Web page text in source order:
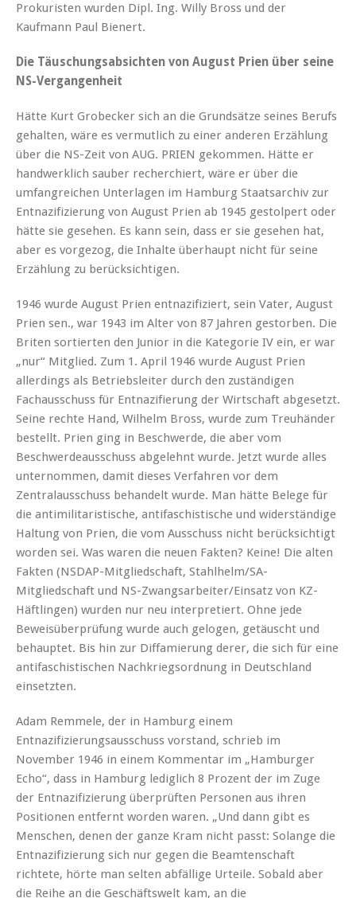
Prokuristen wurden Dipl. Ing. Willy Bross und der
Kaufmann Paul Bienert.
Die Täuschungsabsichten von August Prien über seine
NS-Vergangenheit
Hätte Kurt Grobecker sich an die Grundsätze seines Berufs
gehalten, wäre es vermutlich zu einer anderen Erzählung
über die NS-Zeit von AUG. PRIEN gekommen. Hätte er
handwerklich sauber recherchiert, wäre er über die
umfangreichen Unterlagen im Hamburg Staatsarchiv zur
Entnazifizierung von August Prien ab 1945 gestolpert oder
hätte sie gesehen. Es kann sein, dass er sie gesehen hat,
aber es vorgezog, die Inhalte überhaupt nicht für seine
Erzählung zu berücksichtigen.
1946 wurde August Prien entnazifiziert, sein Vater, August
Prien sen., war 1943 im Alter von 87 Jahren gestorben. Die
Briten sortierten den Junior in die Kategorie IV ein, er war
„nur“ Mitglied. Zum 1. April 1946 wurde August Prien
allerdings als Betriebsleiter durch den zuständigen
Fachausschuss für Entnazifierung der Wirtschaft abgesetzt.
Seine rechte Hand, Wilhelm Bross, wurde zum Treuhänder
bestellt. Prien ging in Beschwerde, die aber vom
Beschwerdeausschuss abgelehnt wurde. Jetzt wurde alles
unternommen, damit dieses Verfahren vor dem
Zentralausschuss behandelt wurde. Man hätte Belege für
die antimilitaristische, antifaschistische und widerständige
Haltung von Prien, die vom Ausschuss nicht berücksichtigt
worden sei. Was waren die neuen Fakten? Keine! Die alten
Fakten (NSDAP-Mitgliedschaft, Stahlhelm/SA-
Mitgliedschaft und NS-Zwangsarbeiter/Einsatz von KZ-
Häftlingen) wurden nur neu interpretiert. Ohne jede
Beweisüberprüfung wurde auch gelogen, getäuscht und
behauptet. Bis hin zur Diffamierung derer, die sich für eine
antifaschistischen Nachkriegsordnung in Deutschland
einsetzten.
Adam Remmele, der in Hamburg einem
Entnazifizierungsausschuss vorstand, schrieb im
November 1946 in einem Kommentar im „Hamburger
Echo“, dass in Hamburg lediglich 8 Prozent der im Zuge
der Entnazifizierung überprüften Personen aus ihren
Positionen entfernt worden waren. „Und dann gibt es
Menschen, denen der ganze Kram nicht passt: Solange die
Entnazifizierung sich nur gegen die Beamtenschaft
richtete, hörte man selten abfällige Urteile. Sobald aber
die Reihe an die Geschäftswelt kam, an die